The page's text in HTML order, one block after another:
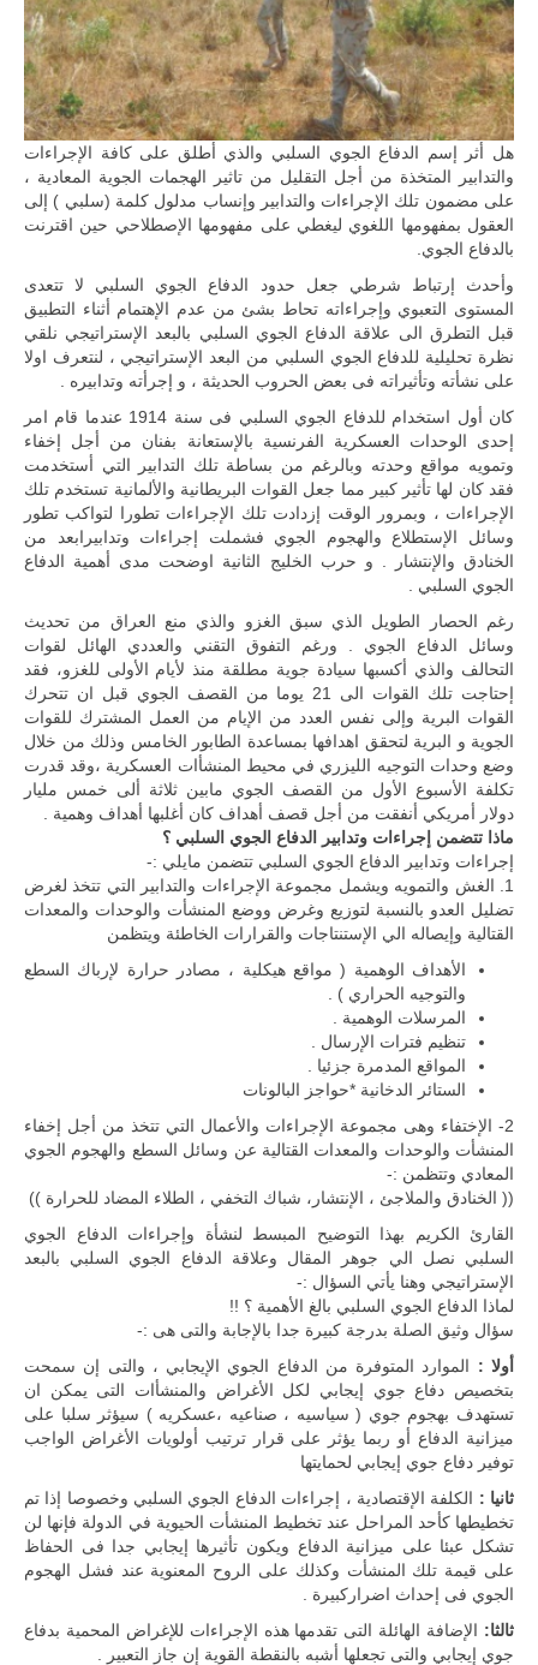
في خطوة
تُوصف بأنها
اختبار عملي
جديد لإمكانية
تقريب
المسافات بين
المؤسستين
العسكريتين في
شرق البلاد
وغربها، وسط
حضور دولي
تقوده الولايات
مباشرة مع
أطراف ليبية
منقسمة منذ…
للمزيد
هل أثر إسم الدفاع الجوي السلبي والذي أطلق على كافة الإجراءات
والتدابير المتخذة من أجل التقليل من تاثير الهجمات الجوية المعادية ،
على مضمون تلك الإجراءات والتدابير وإنساب مدلول كلمة (سلبي ) إلى
العقول بمفهومها اللغوي ليغطي على مفهومها الإصطلاحي حين اقترنت
بالدفاع الجوي.
وأحدث إرتباط شرطي جعل حدود الدفاع الجوي السلبي لا تتعدى
المستوى التعبوي وإجراءاته تحاط بشئ من عدم الإهتمام أثناء التطبيق
قبل التطرق الى علاقة الدفاع الجوي السلبي بالبعد الإستراتيجي نلقي
نظرة تحليلية للدفاع الجوي السلبي من البعد الإستراتيجي ، لنتعرف اولا
على نشأته وتأثيراته فى بعض الحروب الحديثة ، و إجرأته وتدابيره .
كان أول استخدام للدفاع الجوي السلبي فى سنة 1914 عندما قام امر
إحدى الوحدات العسكرية الفرنسية بالإستعانة بفنان من أجل إخفاء
وتمويه مواقع وحدته وبالرغم من بساطة تلك التدابير التي أستخدمت
فقد كان لها تأثير كبير مما جعل القوات البريطانية والألمانية تستخدم تلك
الإجراءات ، وبمرور الوقت إزدادت تلك الإجراءات تطورا لتواكب تطور
وسائل الإستطلاع والهجوم الجوي فشملت إجراءات وتدابيرابعد من
الخنادق والإنتشار . و حرب الخليج الثانية اوضحت مدى أهمية الدفاع
الجوي السلبي .
رغم الحصار الطويل الذي سبق الغزو والذي منع العراق من تحديث
وسائل الدفاع الجوي . ورغم التفوق التقني والعددي الهائل لقوات
التحالف والذي أكسبها سيادة جوية مطلقة منذ لأيام الأولى للغزو، فقد
إحتاجت تلك القوات الى 21 يوما من القصف الجوي قبل ان تتحرك
القوات البرية وإلى نفس العدد من الإيام من العمل المشترك للقوات
الجوية و البرية لتحقق اهدافها بمساعدة الطابور الخامس وذلك من خلال
وضع وحدات التوجيه الليزري في محيط المنشأات العسكرية ،وقد قدرت
تكلفة الأسبوع الأول من القصف الجوي مابين ثلاثة ألى خمس مليار
دولار أمريكي أنفقت من أجل قصف أهداف كان أغلبها أهداف وهمية .
ماذا تتضمن إجراءات وتدابير الدفاع الجوي السلبي ؟
إجراءات وتدابير الدفاع الجوي السلبي تتضمن مايلي :-
1. الغش والتمويه ويشمل مجموعة الإجراءات والتدابير التي تتخذ لغرض
تضليل العدو بالنسبة لتوزيع وغرض ووضع المنشأت والوحدات والمعدات
القتالية وإيصاله الي الإستنتاجات والقرارات الخاطئة ويتظمن
الأهداف الوهمية ( مواقع هيكلية ، مصادر حرارة لإرباك السطع
والتوجيه الحراري ) .
المرسلات الوهمية .
تنظيم فترات الإرسال .
المواقع المدمرة جزئيا .
الستائر الدخانية *حواجز البالونات
2- الإختفاء وهى مجموعة الإجراءات والأعمال التي تتخذ من أجل إخفاء
المنشأت والوحدات والمعدات القتالية عن وسائل السطع والهجوم الجوي
المعادي وتتظمن :-
(( الخنادق والملاجئ ، الإنتشار، شباك التخفي ، الطلاء المضاد للحرارة ))
القارئ الكريم بهذا التوضيح المبسط لنشأة وإجراءات الدفاع الجوي
السلبي نصل الي جوهر المقال وعلاقة الدفاع الجوي السلبي بالبعد
الإستراتيجي وهنا يأتي السؤال :-
لماذا الدفاع الجوي السلبي بالغ الأهمية ؟ !!
سؤال وثيق الصلة بدرجة كبيرة جدا بالإجابة والتى هى :-
أولا : الموارد المتوفرة من الدفاع الجوي الإيجابي ، والتى إن سمحت
بتخصيص دفاع جوي إيجابي لكل الأغراض والمنشأات التى يمكن ان
تستهدف بهجوم جوي ( سياسيه ، صناعيه ،عسكريه ) سيؤثر سلبا على
ميزانية الدفاع أو ربما يؤثر على قرار ترتيب أولويات الأغراض الواجب
توفير دفاع جوي إيجابي لحمايتها
ثانيا : الكلفة الإقتصادية ، إجراءات الدفاع الجوي السلبي وخصوصا إذا تم
تخطيطها كأحد المراحل عند تخطيط المنشأت الحيوية في الدولة فإنها لن
تشكل عبئا على ميزانية الدفاع ويكون تأثيرها إيجابي جدا فى الحفاظ
على قيمة تلك المنشأت وكذلك على الروح المعنوية عند فشل الهجوم
الجوي فى إحداث اضراركبيرة .
ثالثا: الإضافة الهائلة التى تقدمها هذه الإجراءات للإغراض المحمية بدفاع
جوي إيجابي والتى تجعلها أشبه بالنقطة القوية إن جاز التعبير .